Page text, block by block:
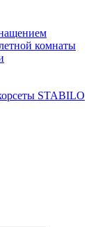
комнаты
STABILO